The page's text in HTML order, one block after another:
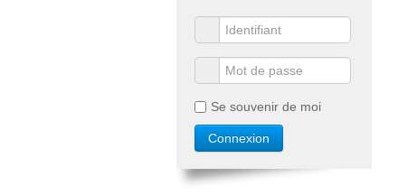
Se souvenir de moi